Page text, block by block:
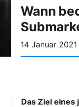
Wann
14 Januar 2021
Das Ziel eines